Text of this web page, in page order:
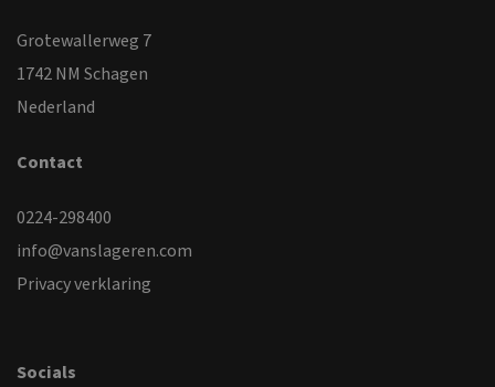
Grotewallerweg 7
1742 NM Schagen
Nederland
Contact
0224-298400
info@vanslageren.com
Privacy verklaring
Socials